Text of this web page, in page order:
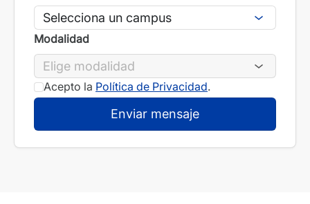
Modalidad
Acepto la Política de Privacidad.